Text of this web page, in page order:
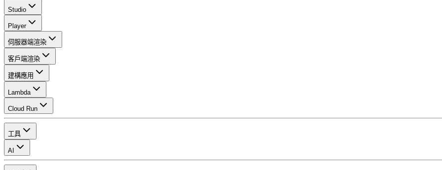
Studio
Player
伺服器端渲染
客戶端渲染
建構應用
Lambda
Cloud Run
工具
AI